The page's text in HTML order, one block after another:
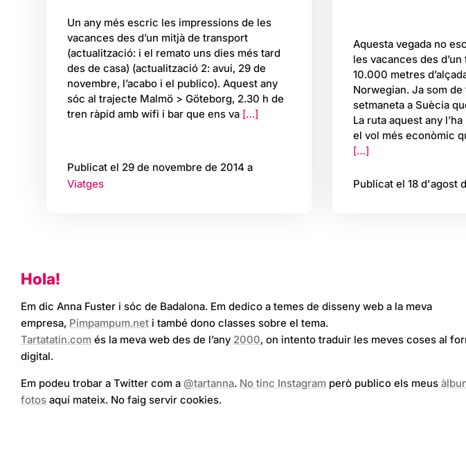
Un any més escric les impressions de les
vacances des d’un mitjà de transport
(actualització: i el remato uns dies més tard
des de casa) (actualització 2: avui, 29 de
novembre, l’acabo i el publico). Aquest any
sóc al trajecte Malmö > Göteborg, 2.30 h de
tren ràpid amb wifi i bar que ens va […]
Publicat el 29 de novembre de 2014 a
Viatges
Aquesta vegada no
les vacances des
10.000 metres
Norwegian. Ja som de
setmaneta a Suècia
La ruta aquest any
el vol més econòmic
[…]
Publicat el 18 d'agost
Hola!
Em dic Anna Fuster i sóc de Badalona. Em dedico a temes de disseny web a la meva
empresa, Pimpampum.net i també dono classes sobre el tema.
Tartatatin.com és la meva web des de l’any 2000, on intento traduir les meves coses al
digital.
Em podeu trobar a Twitter com a @tartanna. No tinc Instagram però publico els meus
fotos aquí mateix. No faig servir cookies.